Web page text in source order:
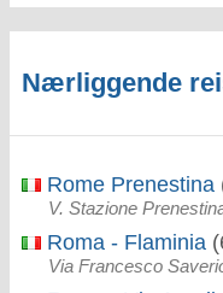
Nærliggende
Rome Prenestina
V. Stazione
Roma - Flaminia
Via Francesco